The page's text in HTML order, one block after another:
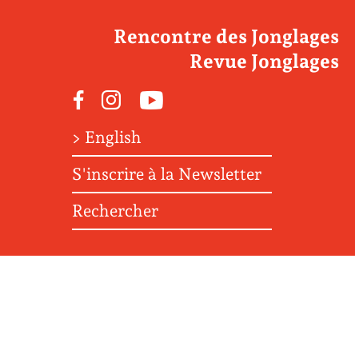
Facebook
> English
S'inscrire à la Newsletter
Rechercher
Rencontre des Jonglages
Revue Jonglages